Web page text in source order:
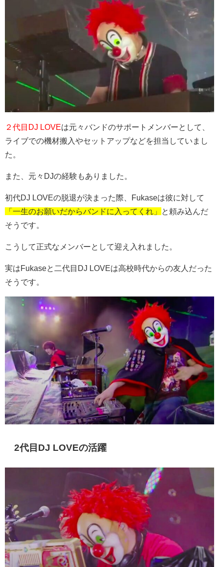
２代目DJ LOVEは元々バンドのサポートメンバーとして、
ライブでの機材搬入やセットアップなどを担当していまし
た。
また、元々DJの経験もありました。
初代DJ LOVEの脱退が決まった際、Fukaseは彼に対して
「一生のお願いだからバンドに入ってくれ」
と頼み込んだ
そうです。
こうして正式なメンバーとして迎え入れました。
実はFukaseと二代目DJ LOVEは高校時代からの友人だった
そうです。
2代目DJ LOVEの活躍